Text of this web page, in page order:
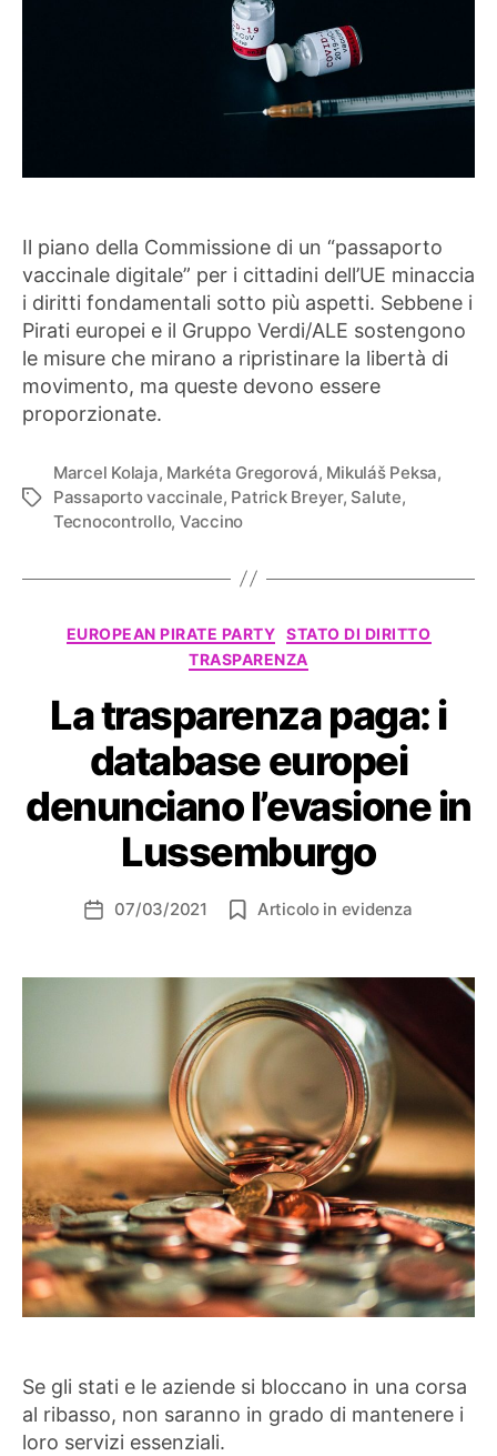
Il piano della Commissione di un “passaporto
vaccinale digitale” per i cittadini dell’UE minaccia
i diritti fondamentali sotto più aspetti. Sebbene i
Pirati europei e il Gruppo Verdi/ALE sostengono
le misure che mirano a ripristinare la libertà di
movimento, ma queste devono essere
proporzionate.
Tag
Marcel Kolaja, Markéta Gregorová, Mikuláš Peksa,
Passaporto vaccinale, Patrick Breyer, Salute,
Tecnocontrollo, Vaccino
Categorie
EUROPEAN PIRATE PARTY
STATO DI DIRITTO
TRASPARENZA
La trasparenza paga: i
database europei
denunciano l’evasione in
Lussemburgo
Data07/03/2021 Articolo in evidenza
Se gli stati e le aziende si bloccano in una corsa
al ribasso, non saranno in grado di mantenere i
loro servizi essenziali.